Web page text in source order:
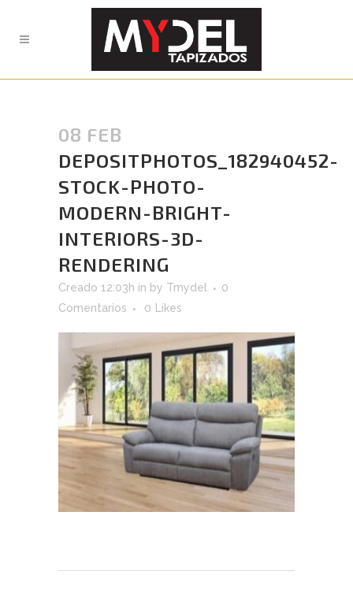
08 FEB
DEPOSITPHOTOS_182940452-
STOCK-PHOTO-
MODERN-BRIGHT-
INTERIORS-3D-
RENDERING
Creado 12:03h in by Tmydel
0
Comentarios
0 Likes